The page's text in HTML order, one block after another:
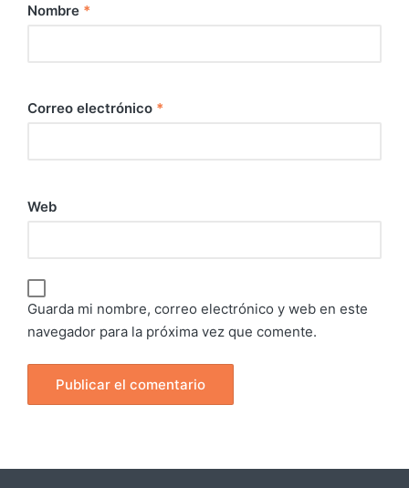
Nombre *
Correo electrónico *
Web
Guarda mi nombre, correo electrónico y web en este
navegador para la próxima vez que comente.